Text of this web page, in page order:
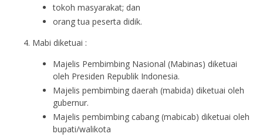
tokoh masyarakat; dan
orang tua peserta didik.
Mabi diketuai :
Majelis Pembimbing Nasional (Mabinas) diketuai
oleh Presiden Republik Indonesia.
Majelis pembimbing daerah (mabida) diketuai oleh
gubernur.
Majelis pembimbing cabang (mabicab) diketuai oleh
bupati/walikota